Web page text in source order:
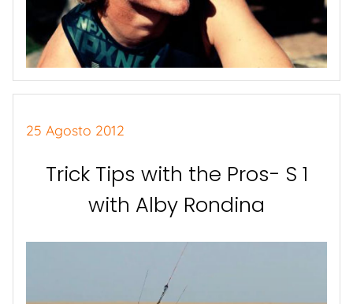
25 Agosto 2012
Trick Tips with the Pros- S 1
with Alby Rondina